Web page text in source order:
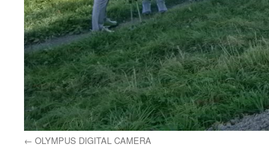
OLYMPUS DIGITAL CAMERA